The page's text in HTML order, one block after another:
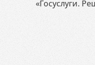
«Госуслуги.